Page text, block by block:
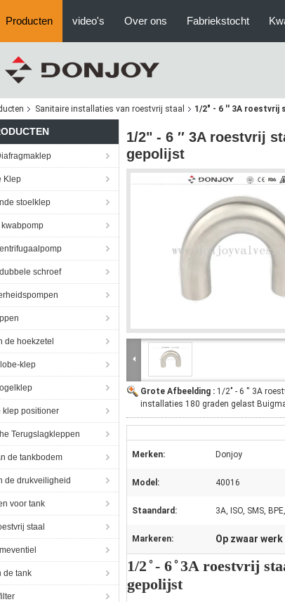
Producten video's Over ons Fabriekstocht
Sanitaire installaties van roestvrij staal 1/2" - 6 ′′ 3A
Klep
stoelklep
schroef
de hoekzetel
klep
klep positioner
Terugslagkleppen
de tankbodem
de drukveiligheid
voor tank
staal
de tank
1/2" - 6 ′′ 3A roestvrij
gepolijst
Grote Afbeelding : 1/2" - 6 ′′ 3A
installaties 180 graden gelast
Merken: Donjoy
Model: 40016
Staandard: 3A, ISO, SMS,
Markeren: Op zwaar
1/2 ̊ - 6 ̊ 3A roestvrij
gepolijst